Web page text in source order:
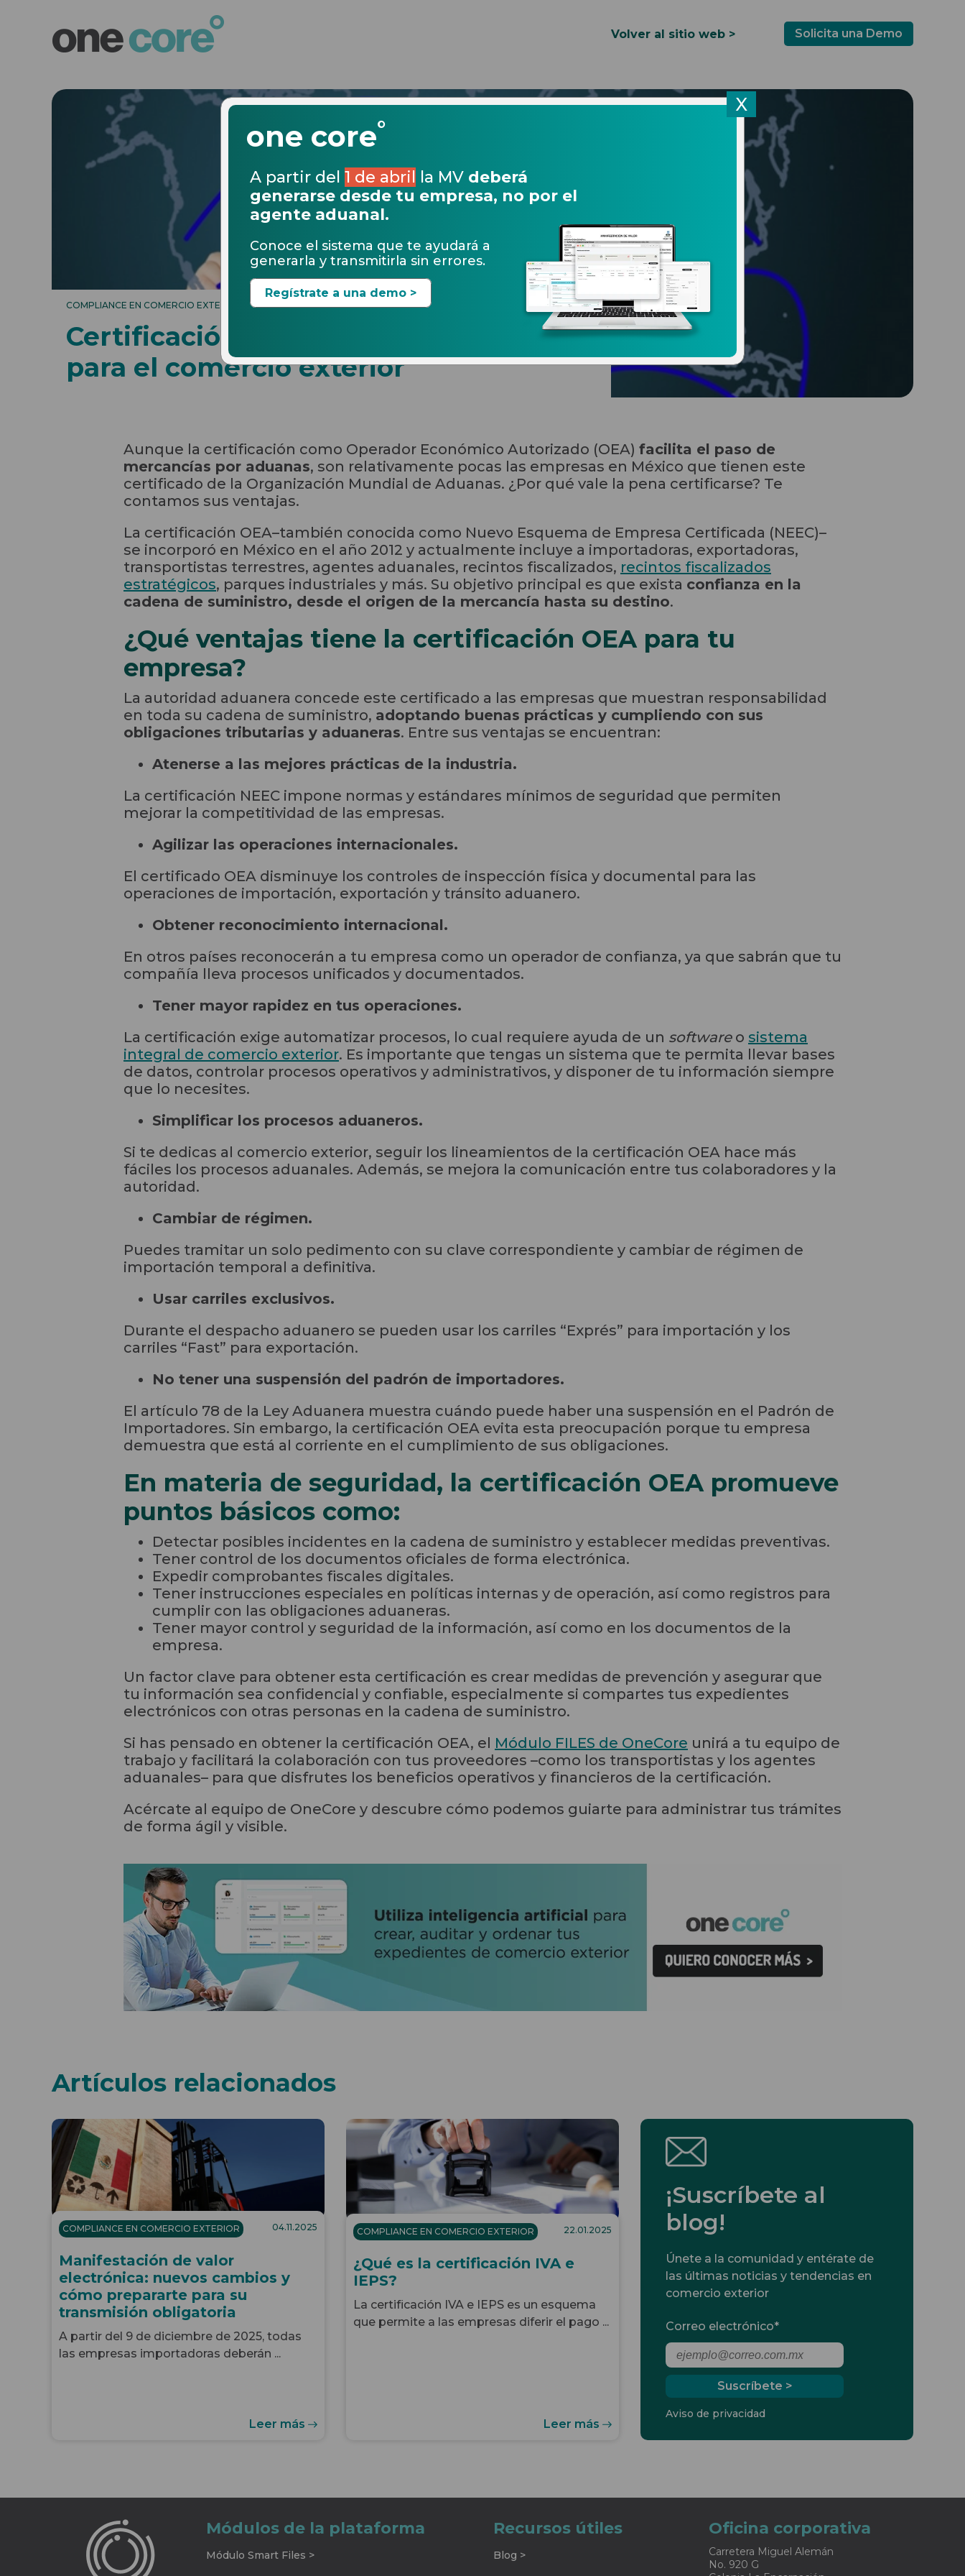
Volver al sitio web > Solicita una Demo
COMPLIANCE EN COMERCIO EXTERIOR 20.01.2017
Certificación OEA (NEEC): ventajas
para el comercio exterior
Aunque la certificación como Operador Económico Autorizado (OEA) facilita el paso de
mercancías por aduanas, son relativamente pocas las empresas en México que tienen este
certificado de la Organización Mundial de Aduanas. ¿Por qué vale la pena certificarse? Te
contamos sus ventajas.
La certificación OEA–también conocida como Nuevo Esquema de Empresa Certificada (NEEC)–
se incorporó en México en el año 2012 y actualmente incluye a importadoras, exportadoras,
transportistas terrestres, agentes aduanales, recintos fiscalizados, recintos fiscalizados
estratégicos, parques industriales y más. Su objetivo principal es que exista confianza en la
cadena de suministro, desde el origen de la mercancía hasta su destino.
¿Qué ventajas tiene la certificación OEA para tu
empresa?
La autoridad aduanera concede este certificado a las empresas que muestran responsabilidad
en toda su cadena de suministro, adoptando buenas prácticas y cumpliendo con sus
obligaciones tributarias y aduaneras. Entre sus ventajas se encuentran:
Atenerse a las mejores prácticas de la industria.
La certificación NEEC impone normas y estándares mínimos de seguridad que permiten
mejorar la competitividad de las empresas.
Agilizar las operaciones internacionales.
El certificado OEA disminuye los controles de inspección física y documental para las
operaciones de importación, exportación y tránsito aduanero.
Obtener reconocimiento internacional.
En otros países reconocerán a tu empresa como un operador de confianza, ya que sabrán que tu
compañía lleva procesos unificados y documentados.
Tener mayor rapidez en tus operaciones.
La certificación exige automatizar procesos, lo cual requiere ayuda de un softwareo sistema
integral de comercio exterior. Es importante que tengas un sistema que te permita llevar bases
de datos, controlar procesos operativos y administrativos, y disponer de tu información siempre
que lo necesites.
Simplificar los procesos aduaneros.
Si te dedicas al comercio exterior, seguir los lineamientos de la certificación OEA hace más
fáciles los procesos aduanales. Además, se mejora la comunicación entre tus colaboradores y la
autoridad.
Cambiar de régimen.
Puedes tramitar un solo pedimento con su clave correspondiente y cambiar de régimen de
importación temporal a definitiva.
Usar carriles exclusivos.
Durante el despacho aduanero se pueden usar los carriles “Exprés” para importación y los
carriles “Fast” para exportación.
No tener una suspensión del padrón de importadores.
El artículo 78 de la Ley Aduanera muestra cuándo puede haber una suspensión en el Padrón de
Importadores. Sin embargo, la certificación OEA evita esta preocupación porque tu empresa
demuestra que está al corriente en el cumplimiento de sus obligaciones.
En materia de seguridad, la certificación OEA promueve
puntos básicos como:
Detectar posibles incidentes en la cadena de suministro y establecer medidas preventivas.
Tener control de los documentos oficiales de forma electrónica.
Expedir comprobantes fiscales digitales.
Tener instrucciones especiales en políticas internas y de operación, así como registros para
cumplir con las obligaciones aduaneras.
Tener mayor control y seguridad de la información, así como en los documentos de la
empresa.
Un factor clave para obtener esta certificación es crear medidas de prevención y asegurar que
tu información sea confidencial y confiable, especialmente si compartes tus expedientes
electrónicos con otras personas en la cadena de suministro.
Si has pensado en obtener la certificación OEA, el Módulo FILES de OneCore unirá a tu equipo de
trabajo y facilitará la colaboración con tus proveedores –como los transportistas y los agentes
aduanales– para que disfrutes los beneficios operativos y financieros de la certificación.
Acércate al equipo de OneCore y descubre cómo podemos guiarte para administrar tus trámites
de forma ágil y visible.
Artículos relacionados
COMPLIANCE EN COMERCIO EXTERIOR 04.11.2025
Manifestación de valor
electrónica: nuevos cambios y
cómo prepararte para su
transmisión obligatoria
A partir del 9 de diciembre de 2025, todas
las empresas importadoras deberán ...
Leer más
COMPLIANCE EN COMERCIO EXTERIOR 22.01.2025
¿Qué es la certificación IVA e
IEPS?
La certificación IVA e IEPS es un esquema
que permite a las empresas diferir el pago ...
Leer más
¡Suscríbete al
blog!
Únete a la comunidad y entérate de
las últimas noticias y tendencias en
comercio exterior
Correo electrónico*
Aviso de privacidad
X
one core°
A partir del 1 de abril la MV deberá
generarse desde tu empresa, no por el
agente aduanal.
Conoce el sistema que te ayudará a
generarla y transmitirla sin errores.
Regístrate a una demo >
Módulos de la plataforma
Módulo Smart Files >
Recursos útiles
Blog >
Oficina corporativa
Carretera Miguel Alemán
No. 920 G